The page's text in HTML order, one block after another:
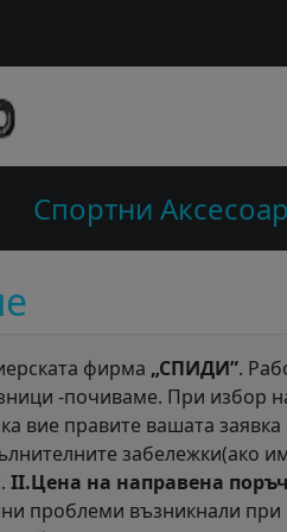
Спортни
фирма „СПИДИ”.
-почиваме. При избор
вие правите вашата
забележки(ако
II.Цена на направена
проблеми възникнали